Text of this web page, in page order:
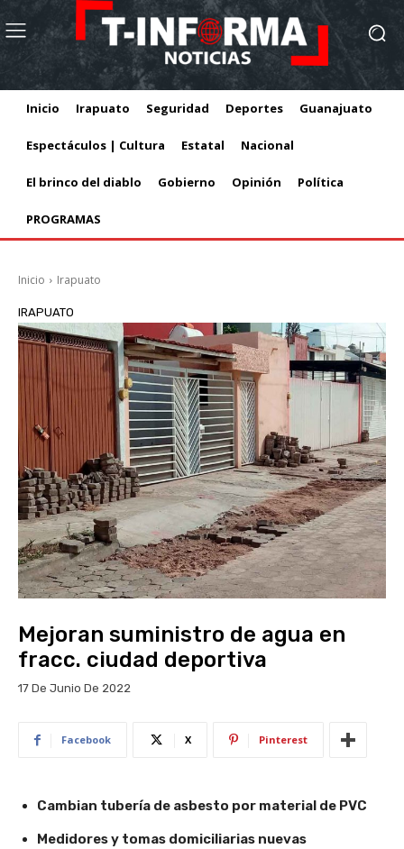
Inicio Irapuato Seguridad Deportes Guanajuato
Espectáculos | Cultura Estatal Nacional
El brinco del diablo Gobierno Opinión Política
PROGRAMAS
Inicio Irapuato
IRAPUATO
Mejoran suministro de agua en
fracc. ciudad deportiva
17 De Junio De 2022
Facebook X Pinterest
Cambian tubería de asbesto por material de PVC
Medidores y tomas domiciliarias nuevas